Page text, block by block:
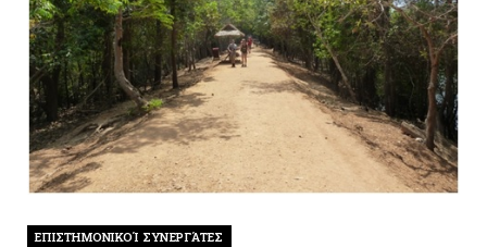
ΕΠΙΣΤΗΜΟΝΙΚΟΊ ΣΥΝΕΡΓΆΤΕΣ